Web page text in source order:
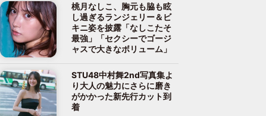
桃月なしこ、胸元も脇も眩
し過ぎるランジェリー＆ビ
キニ姿を披露「なしこたそ
最強」「セクシーでゴージ
ャスで大きなボリューム」
STU48中村舞2nd写真集よ
り大人の魅力にさらに磨き
がかかった新先行カット到
着